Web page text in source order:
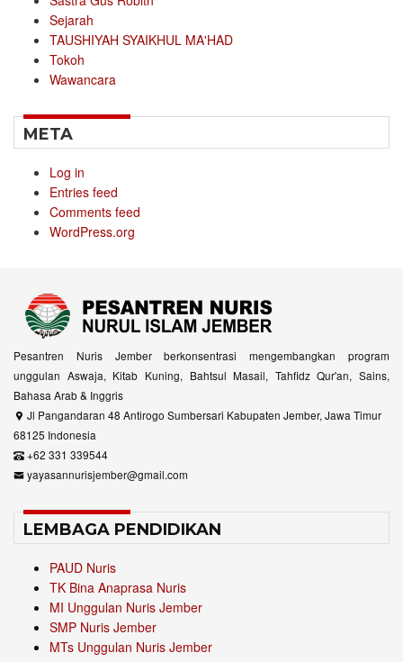
Sejarah
TAUSHIYAH SYAIKHUL MA'HAD
Tokoh
Wawancara
META
Log in
Entries feed
Comments feed
WordPress.org
Pesantren Nuris Jember berkonsentrasi mengembangkan program
unggulan Aswaja, Kitab Kuning, Bahtsul Masail, Tahfidz Qur'an, Sains,
Bahasa Arab & Inggris
Jl Pangandaran 48 Antirogo Sumbersari Kabupaten Jember, Jawa Timur
68125 Indonesia
+62 331 339544
yayasannurisjember@gmail.com
LEMBAGA PENDIDIKAN
PAUD Nuris
TK Bina Anaprasa Nuris
MI Unggulan Nuris Jember
SMP Nuris Jember
MTs Unggulan Nuris Jember